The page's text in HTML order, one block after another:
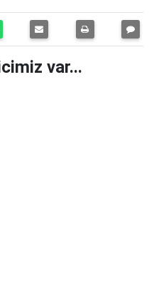
var...